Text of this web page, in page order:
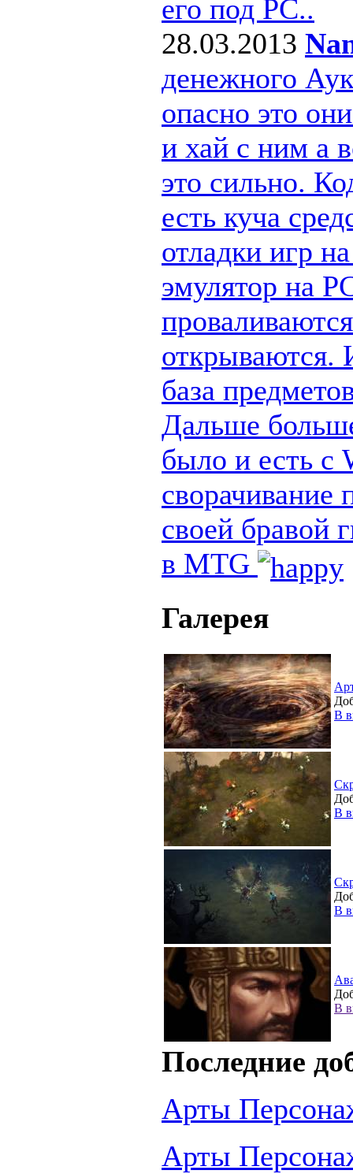
его под РС..
28.03.2013
денежного
опасно это
и хай с ним а
это сильно.
есть куча
отладки игр
эмулятор на
открываются.
база
Дальше
было и есть с
сворачивание
своей бравой
в MTG
Галерея
В
В
В
В
Последние
Арты
Арты